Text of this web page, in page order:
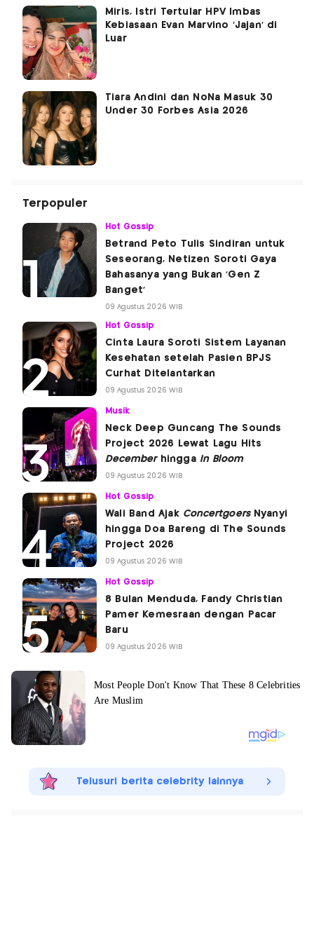
Miris, Istri Tertular HPV Imbas
Kebiasaan Evan Marvino ‘Jajan’ di
Luar
Tiara Andini dan NoNa Masuk 30
Under 30 Forbes Asia 2026
Terpopuler
Hot Gossip
Betrand Peto Tulis Sindiran untuk
Seseorang, Netizen Soroti Gaya
Bahasanya yang Bukan 'Gen Z
Banget'
09 Agustus 2026 WIB
Hot Gossip
Cinta Laura Soroti Sistem Layanan
Kesehatan setelah Pasien BPJS
Curhat Ditelantarkan
09 Agustus 2026 WIB
Musik
Neck Deep Guncang The Sounds
Project 2026 Lewat Lagu Hits
Decemberhingga In Bloom
09 Agustus 2026 WIB
Hot Gossip
Wali Band Ajak ConcertgoersNyanyi
hingga Doa Bareng di The Sounds
Project 2026
09 Agustus 2026 WIB
Hot Gossip
8 Bulan Menduda, Fandy Christian
Pamer Kemesraan dengan Pacar
Baru
09 Agustus 2026 WIB
Telusuri berita celebrity lainnya